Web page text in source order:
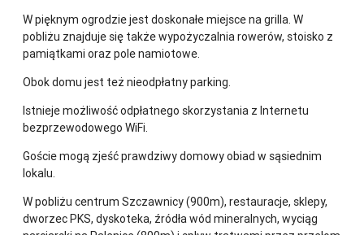
W pięknym ogrodzie jest doskonałe miejsce na grilla. W
pobliżu znajduje się także wypożyczalnia rowerów, stoisko z
pamiątkami oraz pole namiotowe.
Obok domu jest też nieodpłatny parking.
Istnieje możliwość odpłatnego skorzystania z Internetu
bezprzewodowego WiFi.
Goście mogą zjeść prawdziwy domowy obiad w sąsiednim
lokalu.
W pobliżu centrum Szczawnicy (900m), restauracje, sklepy,
dworzec PKS, dyskoteka, źródła wód mineralnych, wyciąg